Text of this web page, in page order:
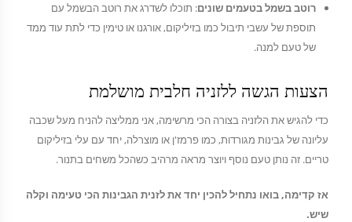
רוטב בשמל בטעמים שונים: תוכלו לשדרג את רוטב הבשמל עם
תוספת של עשבי תיבול כמו בזיליקום, אורגנו או טימין כדי לתת עוד ממד
של טעם למנה.
הצעות הגשה ללזניה חלבית מושלמת
כדי להגיש את הלזניה בצורה הכי מרשימה, אני ממליצה להניח מעל שכבה
עליונה של גבינות מגורדות, כמו פרמז'ן או מוצרלה, יחד עם עלי בזיליקום
טריים. זה נותן טעם נוסף ויוצר מראה מרהיב כשהכל משחים בתנור.
אז קדימה, בואו נתחיל להכין יחד את לזנית הגבינות הכי טעימה וקלה
שיש.